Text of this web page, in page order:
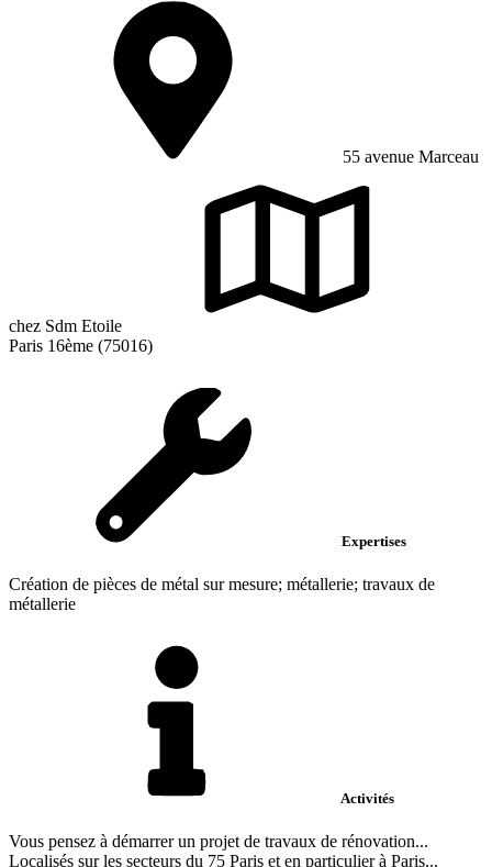
55 avenue Marceau
chez Sdm Etoile
Paris 16ème (75016)
Expertises
Création de pièces de métal sur mesure; métallerie; travaux de
métallerie
Activités
Vous pensez à démarrer un projet de travaux de rénovation...
Localisés sur les secteurs du 75 Paris et en particulier à Paris...